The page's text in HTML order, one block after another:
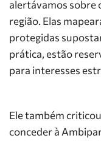
alertávamos sobre
região. Elas
protegidas
prática, estão
para interesses
Ele também
conceder à